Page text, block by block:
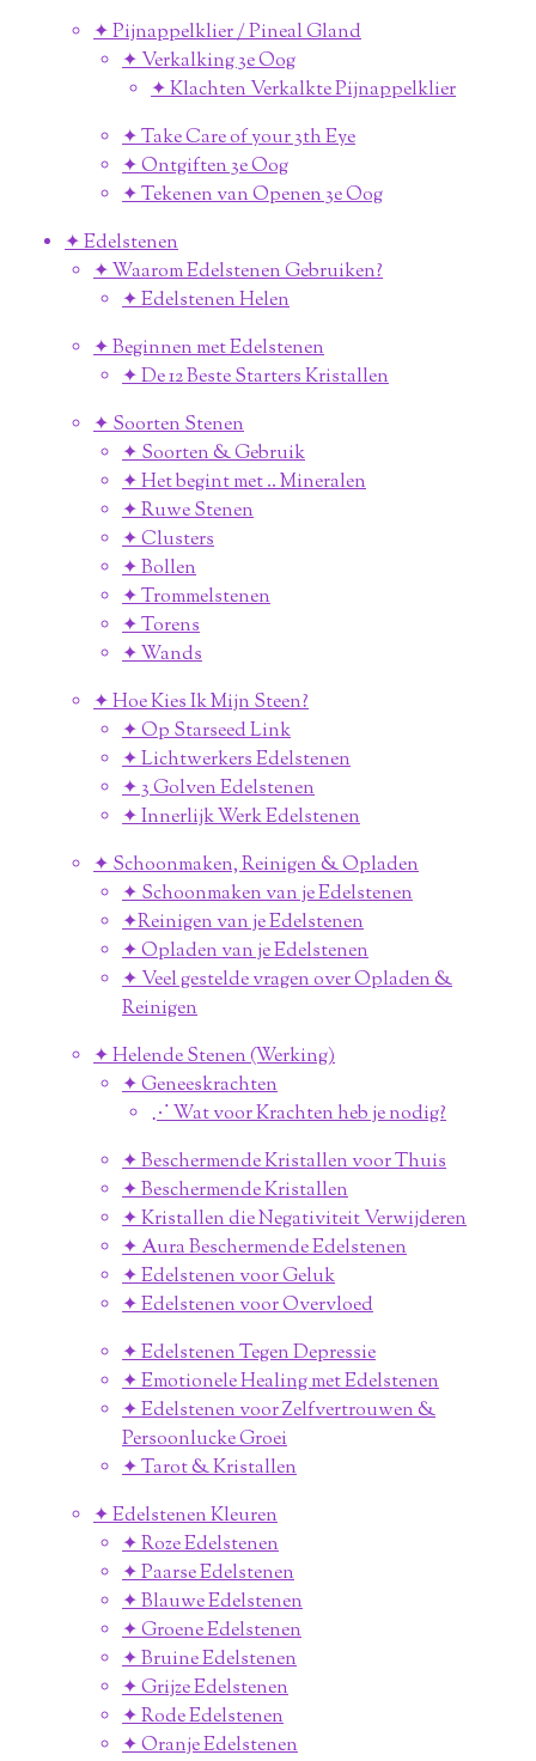
✦ Pijnappelklier / Pineal Gland
✦ Verkalking 3e Oog
✦ Klachten Verkalkte Pijnappelklier
✦ Take Care of your 3th Eye
✦ Ontgiften 3e Oog
✦ Tekenen van Openen 3e Oog
✦ Edelstenen
✦ Waarom Edelstenen Gebruiken?
✦ Edelstenen Helen
✦ Beginnen met Edelstenen
✦ De 12 Beste Starters Kristallen
✦ Soorten Stenen
✦ Soorten & Gebruik
✦ Het begint met .. Mineralen
✦ Ruwe Stenen
✦ Clusters
✦ Bollen
✦ Trommelstenen
✦ Torens
✦ Wands
✦ Hoe Kies Ik Mijn Steen?
✦ Op Starseed Link
✦ Lichtwerkers Edelstenen
✦ 3 Golven Edelstenen
✦ Innerlijk Werk Edelstenen
✦ Schoonmaken, Reinigen & Opladen
✦ Schoonmaken van je Edelstenen
✦Reinigen van je Edelstenen
✦ Opladen van je Edelstenen
✦ Veel gestelde vragen over Opladen &
Reinigen
✦ Helende Stenen (Werking)
✦ Geneeskrachten
⋰ Wat voor Krachten heb je nodig?
✦ Beschermende Kristallen voor Thuis
✦ Beschermende Kristallen
✦ Kristallen die Negativiteit Verwijderen
✦ Aura Beschermende Edelstenen
✦ Edelstenen voor Geluk
✦ Edelstenen voor Overvloed
✦ Edelstenen Tegen Depressie
✦ Emotionele Healing met Edelstenen
✦ Edelstenen voor Zelfvertrouwen &
Persoonlucke Groei
✦ Tarot & Kristallen
✦ Edelstenen Kleuren
✦ Roze Edelstenen
✦ Paarse Edelstenen
✦ Blauwe Edelstenen
✦ Groene Edelstenen
✦ Bruine Edelstenen
✦ Grijze Edelstenen
✦ Rode Edelstenen
✦ Oranje Edelstenen